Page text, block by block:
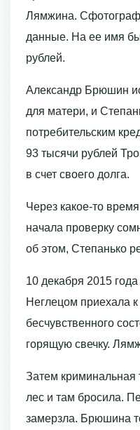
Лямжина.
данные. На ее имя
рублей.
Александр Брюшин
для матери, и
потребительским
93 тысячи рублей
в счет своего долга.
Через какое-то
начала проверку
об этом, Степанько
10 декабря 2015
Неглецом приехала
бесчувственного
горящую свечку.
Затем
лес и там бросила.
замерзла. Брюшина